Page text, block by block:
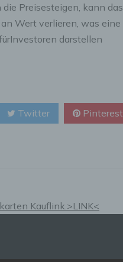
Preisesteigen, kann das
Wert verlieren, was eine
darstellen
InflationTwitter Pinterest
Kauflink.>LINK<